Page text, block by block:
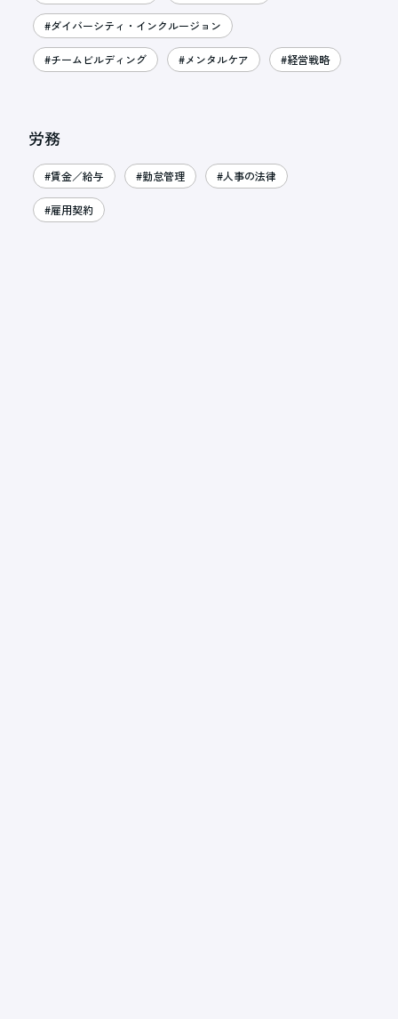
#ダイバーシティ・インクルージョン
#チームビルディング #メンタルケア #経営戦略
労務
#賃金／給与 #勤怠管理 #人事の法律
#雇用契約